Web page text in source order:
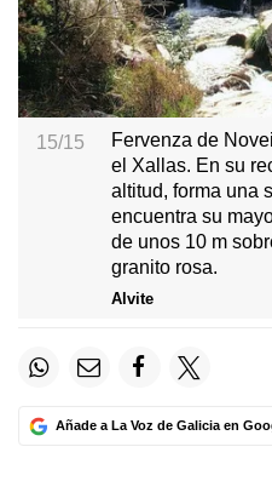
15/15
Fervenza de
el Xallas. En su
altitud, forma una
encuentra su
de unos 10 m
granito rosa.
Alvite
Añade a La Voz de Galicia en